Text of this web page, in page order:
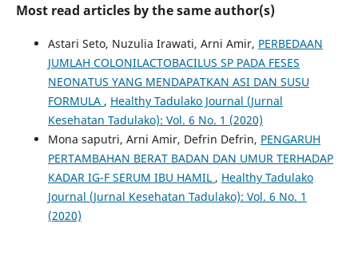
Most read articles by the same author(s)
Astari Seto, Nuzulia Irawati, Arni Amir, PERBEDAAN
JUMLAH COLONILACTOBACILUS SP PADA FESES
NEONATUS YANG MENDAPATKAN ASI DAN SUSU
FORMULA , Healthy Tadulako Journal (Jurnal
Kesehatan Tadulako): Vol. 6 No. 1 (2020)
Mona saputri, Arni Amir, Defrin Defrin, PENGARUH
PERTAMBAHAN BERAT BADAN DAN UMUR TERHADAP
KADAR IG-F SERUM IBU HAMIL , Healthy Tadulako
Journal (Jurnal Kesehatan Tadulako): Vol. 6 No. 1
(2020)